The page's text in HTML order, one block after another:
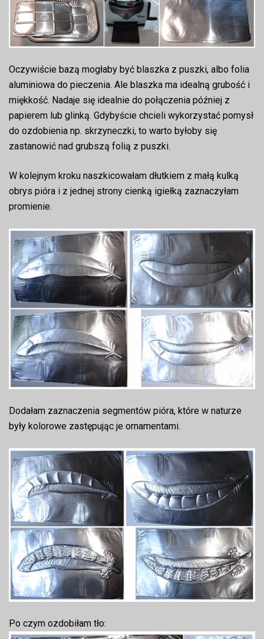
Oczywiście bazą mogłaby być blaszka z puszki, albo folia
aluminiowa do pieczenia. Ale blaszka ma idealną grubość i
miękkość. Nadaje się idealnie do połączenia później z
papierem lub glinką. Gdybyście chcieli wykorzystać pomysł
do ozdobienia np. skrzyneczki, to warto byłoby się
zastanowić nad grubszą folią z puszki.
W kolejnym kroku naszkicowałam dłutkiem z małą kulką
obrys pióra i z jednej strony cienką igiełką zaznaczyłam
promienie.
Dodałam zaznaczenia segmentów pióra, które w naturze
były kolorowe zastępując je ornamentami.
Po czym ozdobiłam tło: